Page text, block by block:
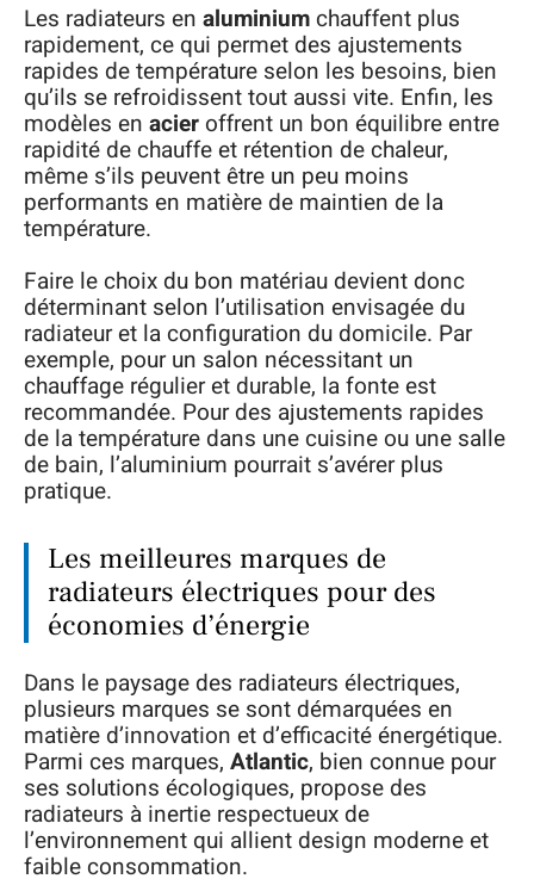
Les radiateurs en aluminiumchauffent plus
rapidement, ce qui permet des ajustements
rapides de température selon les besoins, bien
qu’ils se refroidissent tout aussi vite. Enfin, les
modèles en acier offrent un bon équilibre entre
rapidité de chauffe et rétention de chaleur,
même s’ils peuvent être un peu moins
performants en matière de maintien de la
température.
Faire le choix du bon matériau devient donc
déterminant selon l’utilisation envisagée du
radiateur et la configuration du domicile. Par
exemple, pour un salon nécessitant un
chauffage régulier et durable, la fonte est
recommandée. Pour des ajustements rapides
de la température dans une cuisine ou une salle
de bain, l’aluminium pourrait s’avérer plus
pratique.
Les meilleures marques de
radiateurs électriques pour des
économies d’énergie
Dans le paysage des radiateurs électriques,
plusieurs marques se sont démarquées en
matière d’innovation et d’efficacité énergétique.
Parmi ces marques, Atlantic, bien connue pour
ses solutions écologiques, propose des
radiateurs à inertie respectueux de
l’environnement qui allient design moderne et
faible consommation.